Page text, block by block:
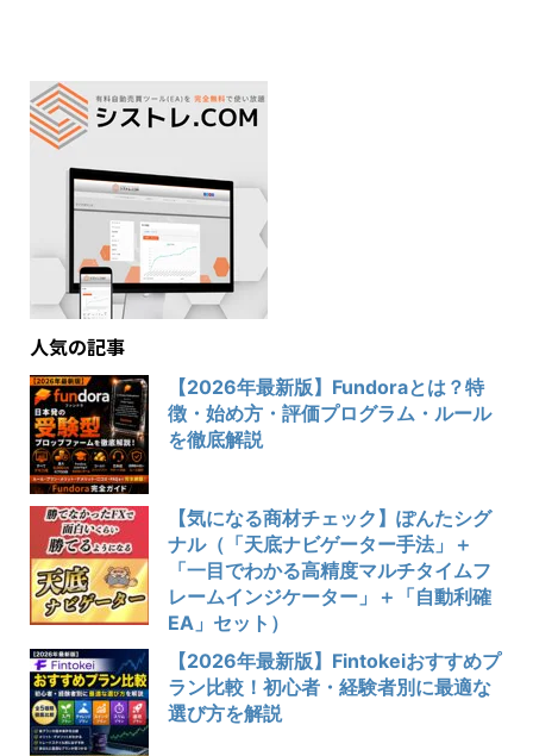
人気の記事
【2026年最新版】Fundoraとは？特
徴・始め方・評価プログラム・ルール
を徹底解説
【気になる商材チェック】ぽんたシグ
ナル（「天底ナビゲーター手法」＋
「一目でわかる高精度マルチタイムフ
レームインジケーター」＋「自動利確
EA」セット）
【2026年最新版】Fintokeiおすすめプ
ラン比較！初心者・経験者別に最適な
選び方を解説